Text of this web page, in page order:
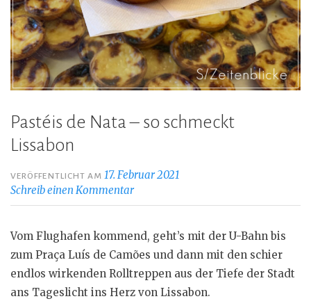
Pastéis de Nata – so schmeckt
Lissabon
VERÖFFENTLICHT AM17. Februar 2021
Schreib einen Kommentar
Vom Flughafen kommend, geht’s mit der U-Bahn bis
zum Praça Luís de Camões und dann mit den schier
endlos wirkenden Rolltreppen aus der Tiefe der Stadt
ans Tageslicht ins Herz von Lissabon.